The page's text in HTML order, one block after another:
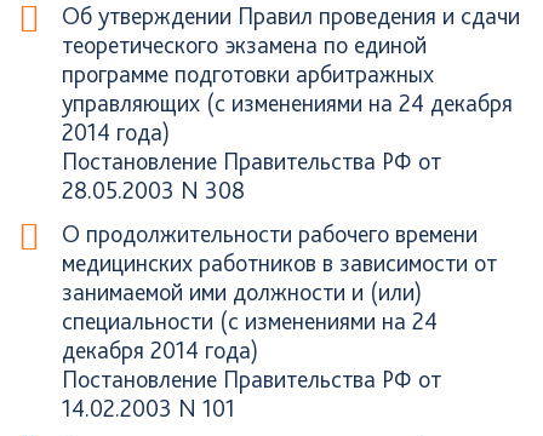
Об утверждении Правил проведения и сдачи
теоретического экзамена по единой
программе подготовки арбитражных
управляющих (с изменениями на 24 декабря
2014 года)
Постановление Правительства РФ от
28.05.2003 N 308
О продолжительности рабочего времени
медицинских работников в зависимости от
занимаемой ими должности и (или)
специальности (с изменениями на 24
декабря 2014 года)
Постановление Правительства РФ от
14.02.2003 N 101